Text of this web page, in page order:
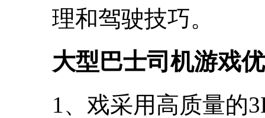
理和驾驶技巧。
大型巴士司机游戏
1、戏采用高质量的